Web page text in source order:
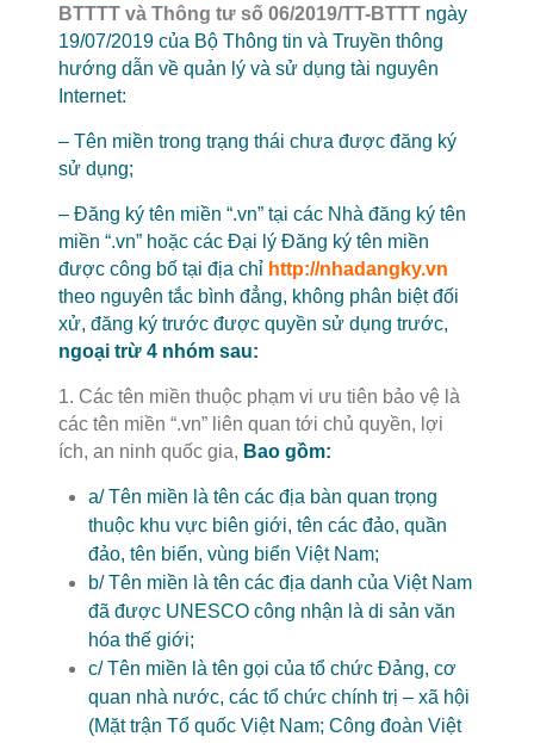
BTTTT và Thông tư số 06/2019/TT-BTTT ngày
19/07/2019 của Bộ Thông tin và Truyền thông
hướng dẫn về quản lý và sử dụng tài nguyên
Internet:
– Tên miền trong trạng thái chưa được đăng ký
sử dụng;
– Đăng ký tên miền “.vn” tại các Nhà đăng ký tên
miền “.vn” hoặc các Đại lý Đăng ký tên miền
được công bố tại địa chỉ http://nhadangky.vn
theo nguyên tắc bình đẳng, không phân biệt đối
xử, đăng ký trước được quyền sử dụng trước,
ngoại trừ 4 nhóm sau:
1. Các tên miền thuộc phạm vi ưu tiên bảo vệ là
các tên miền “.vn” liên quan tới chủ quyền, lợi
ích, an ninh quốc gia, Bao gồm:
a/ Tên miền là tên các địa bàn quan trọng
thuộc khu vực biên giới, tên các đảo, quần
đảo, tên biển, vùng biển Việt Nam;
b/ Tên miền là tên các địa danh của Việt Nam
đã được UNESCO công nhận là di sản văn
hóa thế giới;
c/ Tên miền là tên gọi của tổ chức Đảng, cơ
quan nhà nước, các tổ chức chính trị – xã hội
(Mặt trận Tổ quốc Việt Nam; Công đoàn Việt